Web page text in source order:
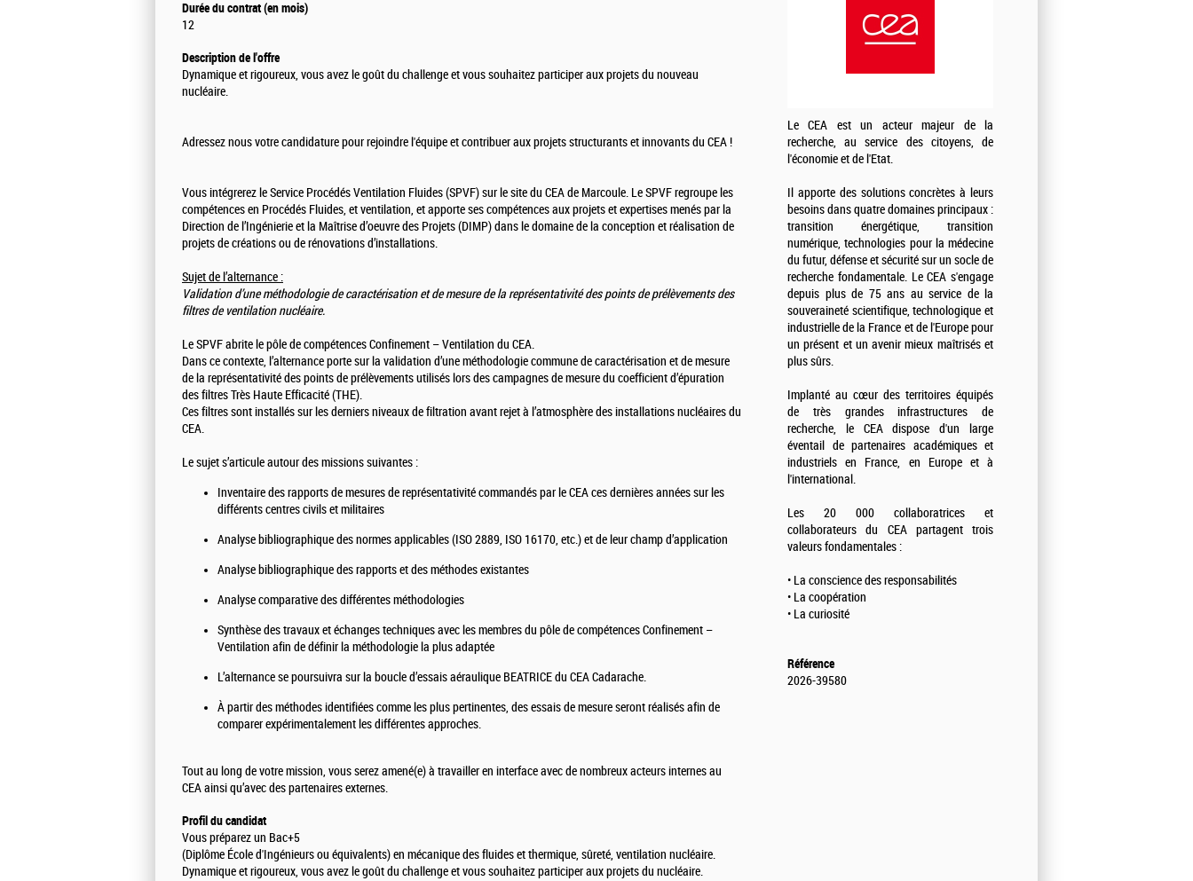
Durée du contrat (en mois)
12
Description de l'offre
Dynamique et rigoureux, vous avez le goût du challenge et vous souhaitez participer aux projets du nouveau
nucléaire.
Adressez nous votre candidature pour rejoindre l'équipe et contribuer aux projets structurants et innovants du CEA !
Vous intégrerez le Service Procédés Ventilation Fluides (SPVF) sur le site du CEA de Marcoule. Le SPVF regroupe les
compétences en Procédés Fluides, et ventilation, et apporte ses compétences aux projets et expertises menés par la
Direction de l’Ingénierie et la Maîtrise d’oeuvre des Projets (DIMP) dans le domaine de la conception et réalisation de
projets de créations ou de rénovations d’installations.
Sujet de l’alternance :
Validation d’une méthodologie de caractérisation et de mesure de la représentativité des points de prélèvements des
filtres de ventilation nucléaire.
Le SPVF abrite le pôle de compétences Confinement – Ventilation du CEA.
Dans ce contexte, l’alternance porte sur la validation d’une méthodologie commune de caractérisation et de mesure
de la représentativité des points de prélèvements utilisés lors des campagnes de mesure du coefficient d’épuration
des filtres Très Haute Efficacité (THE).
Ces filtres sont installés sur les derniers niveaux de filtration avant rejet à l’atmosphère des installations nucléaires du
CEA.
Le sujet s’articule autour des missions suivantes :
Inventaire des rapports de mesures de représentativité commandés par le CEA ces dernières années sur les
différents centres civils et militaires
Analyse bibliographique des normes applicables (ISO 2889, ISO 16170, etc.) et de leur champ d’application
Analyse bibliographique des rapports et des méthodes existantes
Analyse comparative des différentes méthodologies
Synthèse des travaux et échanges techniques avec les membres du pôle de compétences Confinement –
Ventilation afin de définir la méthodologie la plus adaptée
L’alternance se poursuivra sur la boucle d’essais aéraulique BEATRICE du CEA Cadarache.
À partir des méthodes identifiées comme les plus pertinentes, des essais de mesure seront réalisés afin de
comparer expérimentalement les différentes approches.
Tout au long de votre mission, vous serez amené(e) à travailler en interface avec de nombreux acteurs internes au
CEA ainsi qu’avec des partenaires externes.
Profil du candidat
Vous préparez un Bac+5
(Diplôme École d'Ingénieurs ou équivalents) en mécanique des fluides et thermique, sûreté, ventilation nucléaire.
Dynamique et rigoureux, vous avez le goût du challenge et vous souhaitez participer aux projets du nucléaire.
Le CEA est un acteur majeur de la
recherche, au service des citoyens, de
l'économie et de l'Etat.
Il apporte des solutions concrètes à leurs
besoins dans quatre domaines principaux :
transition énergétique, transition
numérique, technologies pour la médecine
du futur, défense et sécurité sur un socle de
recherche fondamentale. Le CEA s'engage
depuis plus de 75 ans au service de la
souveraineté scientifique, technologique et
industrielle de la France et de l'Europe pour
un présent et un avenir mieux maîtrisés et
plus sûrs.
Implanté au cœur des territoires équipés
de très grandes infrastructures de
recherche, le CEA dispose d'un large
éventail de partenaires académiques et
industriels en France, en Europe et à
l'international.
Les 20 000 collaboratrices et
collaborateurs du CEA partagent trois
valeurs fondamentales :
• La conscience des responsabilités
• La coopération
• La curiosité
Référence
2026-39580